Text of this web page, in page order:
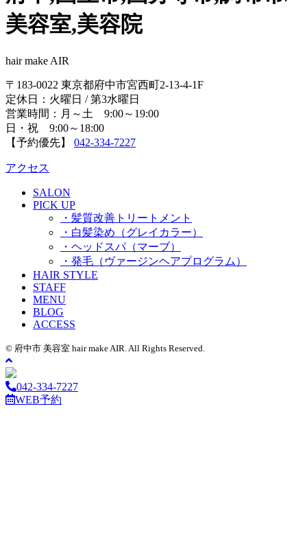
美容室,美容院
hair make AIR
〒183-0022 東京都府中市宮西町2-13-4-1F
定休日：火曜日 / 第3水曜日
営業時間：月～土 9:00～19:00
日・祝 9:00～18:00
【予約優先】 042-334-7227
アクセス
SALON
PICK UP
・髪質改善トリートメント
・白髪染め（グレイカラー）
・ヘッドスパ（マーブ）
・発毛（ヴァージンヘアプログラム）
HAIR STYLE
STAFF
MENU
BLOG
ACCESS
© 府中市 美容室 hair make AIR. All Rights Reserved.
042-334-7227
WEB予約